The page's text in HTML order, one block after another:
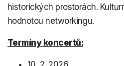
historických prostorách.
hodnotou networkingu.
Termíny koncertů: